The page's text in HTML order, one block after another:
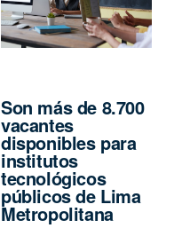
Son más de 8.700
vacantes
disponibles para
institutos
tecnológicos
públicos de Lima
Metropolitana